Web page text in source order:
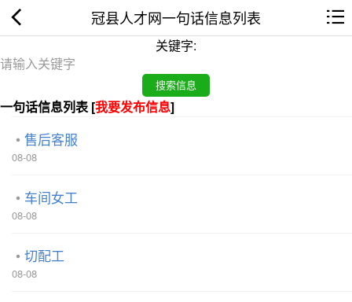
冠县人才网一句话信息列表
关键字:
一句话信息列表 [我要发布信息]
售后客服
08-08
车间女工
08-08
切配工
08-08